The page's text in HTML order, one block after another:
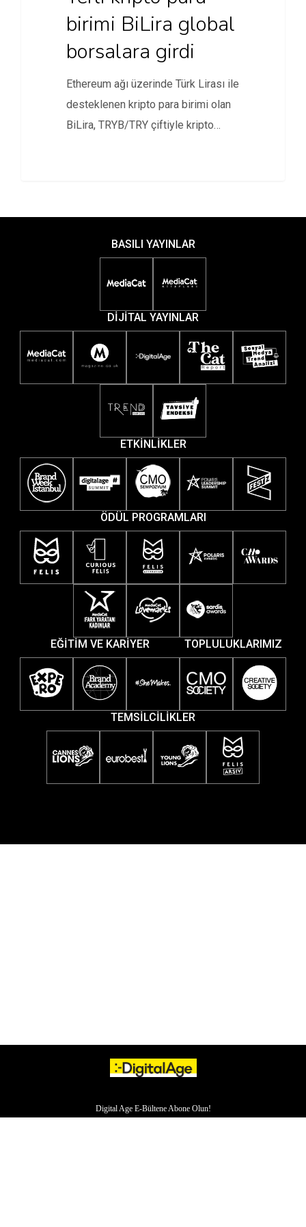
birimi BiLira global
borsalara girdi
Ethereum ağı üzerinde Türk Lirası ile
desteklenen kripto para birimi olan
BiLira, TRYB/TRY çiftiyle kripto…
BASILI YAYINLAR
DİJİTAL YAYINLAR
ETKİNLİKLER
ÖDÜL PROGRAMLARI
EĞİTİM VE KARİYER TOPLULUKLARIMIZ
TEMSİLCİLİKLER
Digital Age E-Bültene Abone Olun!